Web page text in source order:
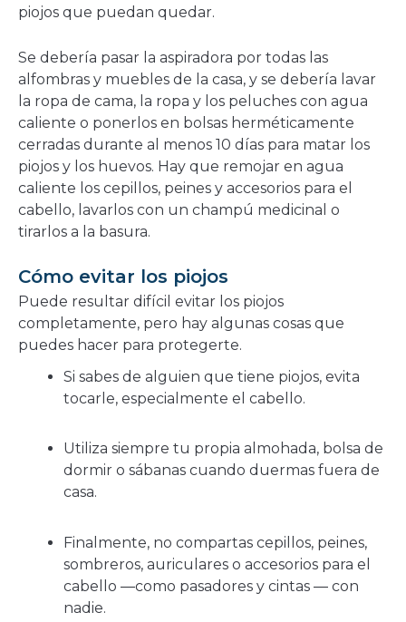
piojos que puedan quedar.
Se debería pasar la aspiradora por todas las
alfombras y muebles de la casa, y se debería lavar
la ropa de cama, la ropa y los peluches con agua
caliente o ponerlos en bolsas herméticamente
cerradas durante al menos 10 días para matar los
piojos y los huevos. Hay que remojar en agua
caliente los cepillos, peines y accesorios para el
cabello, lavarlos con un champú medicinal o
tirarlos a la basura.
Cómo evitar los piojos
Puede resultar difícil evitar los piojos
completamente, pero hay algunas cosas que
puedes hacer para protegerte.
Si sabes de alguien que tiene piojos, evita
tocarle, especialmente el cabello.
Utiliza siempre tu propia almohada, bolsa de
dormir o sábanas cuando duermas fuera de
casa.
Finalmente, no compartas cepillos, peines,
sombreros, auriculares o accesorios para el
cabello ―como pasadores y cintas ― con
nadie.